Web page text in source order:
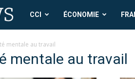
CCI
News
CCI ÉCONOMIE
mentale au travail
mentale au travail